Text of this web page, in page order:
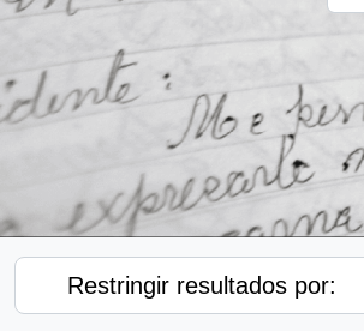
Restringir resultados por: